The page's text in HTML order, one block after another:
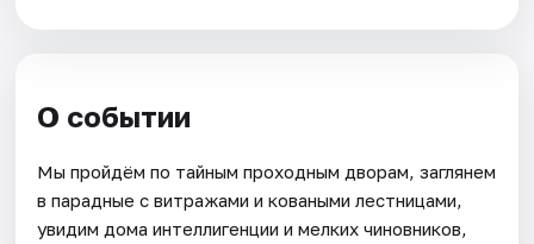
О событии
Мы пройдём по тайным проходным дворам, заглянем
в парадные с витражами и коваными лестницами,
увидим дома интеллигенции и мелких чиновников,